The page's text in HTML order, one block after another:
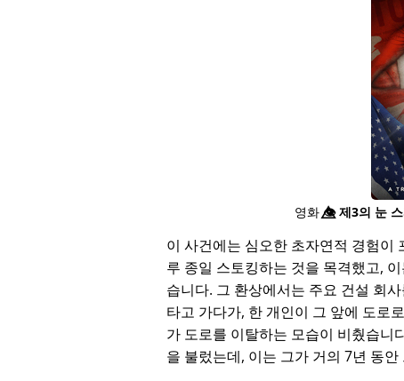
영화👁️⃤제3의 눈
이 사건에는 심오한 초자연적 경험이
루 종일 스토킹하는 것을 목격했고,
습니다. 그 환상에서는 주요 건설 회
타고 가다가, 한 개인이 그 앞에 도로
가 도로를 이탈하는 모습이 비췄습니
을 불렀는데, 이는 그가 거의 7년 동